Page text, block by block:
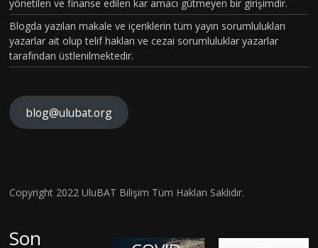
yönetilen ve finanse edilen kar amacı gütmeyen bir girişimdir.
Blogda yazılan makale ve içeriklerin tüm yayın sorumlulukları
yazarlar ait olup telif hakları ve cezai sorumluluklar yazarlar
tarafından üstlenilmektedir.
blog@ulubat.org
Copyright 2022 UluBAT Bilişim Tüm Hakları Saklıdır.
Son
Miras